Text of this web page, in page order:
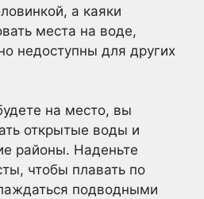
а каяки
места на воде,
недоступны для других
на место, вы
открытые воды и
районы. Наденьте
чтобы плавать по
подводными